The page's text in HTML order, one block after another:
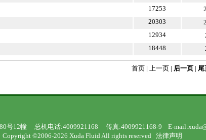
17253
20303
12934
18448
首页 | 上一页 | 后一页 | 尾
号12幢 总机电话:4009921168 传真:4009921168-9 E-mail:
©2006-2026 Xuda Fluid All rights reserved 法律声明